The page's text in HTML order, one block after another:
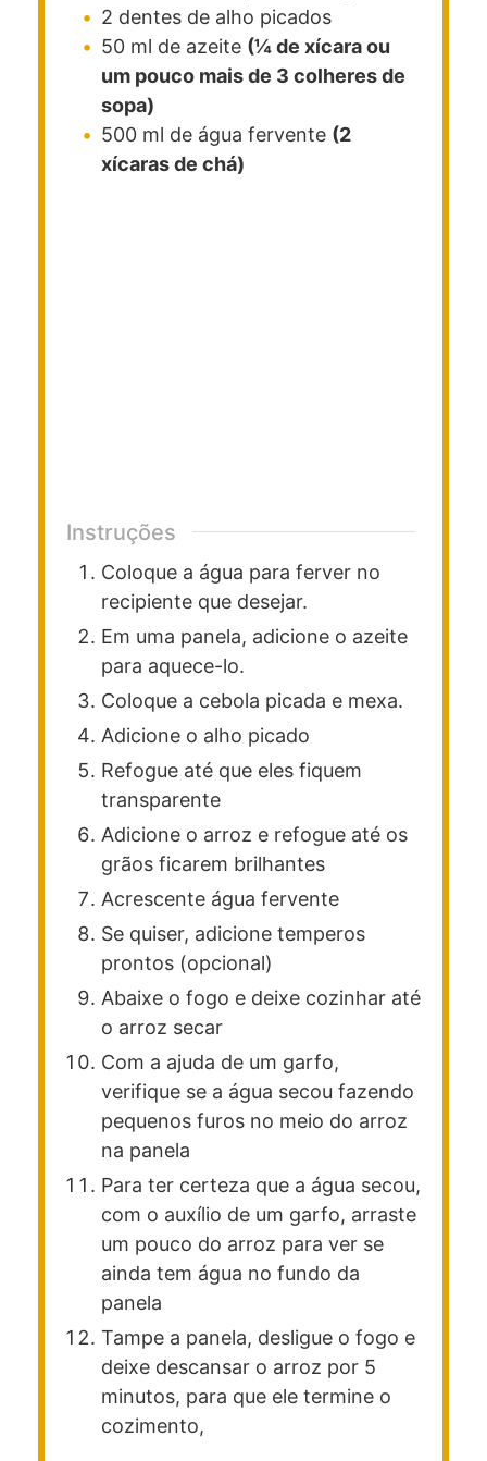
2 dentes de alho picados
50 ml de azeite (¼ de xícara ou
um pouco mais de 3 colheres de
sopa)
500 ml de água fervente (2
xícaras de chá)
Instruções
Coloque a água para ferver no
recipiente que desejar.
Em uma panela, adicione o azeite
para aquece-lo.
Coloque a cebola picada e mexa.
Adicione o alho picado
Refogue até que eles fiquem
transparente
Adicione o arroz e refogue até os
grãos ficarem brilhantes
Acrescente água fervente
Se quiser, adicione temperos
prontos (opcional)
Abaixe o fogo e deixe cozinhar até
o arroz secar
Com a ajuda de um garfo,
verifique se a água secou fazendo
pequenos furos no meio do arroz
na panela
Para ter certeza que a água secou,
com o auxílio de um garfo, arraste
um pouco do arroz para ver se
ainda tem água no fundo da
panela
Tampe a panela, desligue o fogo e
deixe descansar o arroz por 5
minutos, para que ele termine o
cozimento,